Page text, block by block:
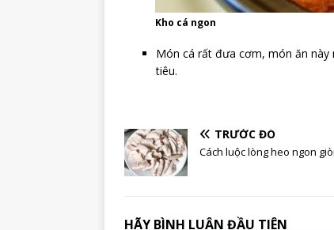
Kho cá ngon
Món cá rất đưa cơm, món ăn
tiêu.
TRƯỚC ĐÓ
Cách luộc lòng heo ngon
HÃY BÌNH LUẬN ĐẦU TIÊN